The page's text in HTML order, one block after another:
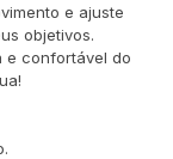
e ajuste
objetivos.
e confortável do